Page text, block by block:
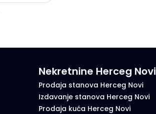
Nekretnine Herceg Novi
Prodaja stanova Herceg Novi
Izdavanje stanova Herceg Novi
Prodaja kuća Herceg Novi